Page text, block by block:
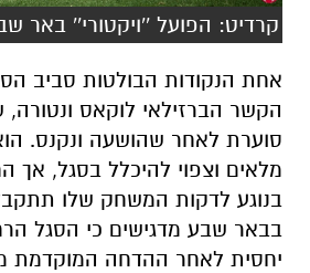
קרדיט: הפועל ''ויקטורי'' באר
אחת הנקודות הבולטות סביב
הקשר הברזילאי לוקאס
סוערת לאחר שהושעה ונקנס.
מלאים וצפוי להיכלל בסגל, אך
בנוגע לדקות המשחק שלו
בבאר שבע מדגישים כי הסגל
יחסית לאחר ההדחה המוקדמת